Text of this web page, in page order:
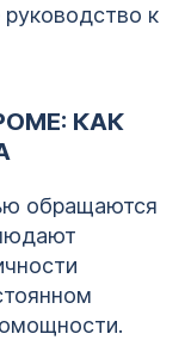
к
КАК
обращаются